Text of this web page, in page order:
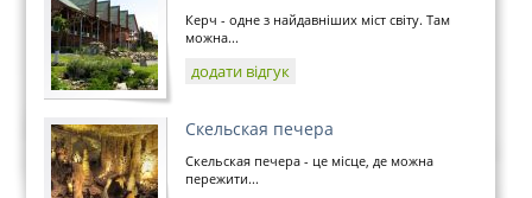
Керч - одне з найдавніших міст світу. Там
можна...
додати відгук
Скельская печера
Скельская печера - це місце, де можна
пережити...